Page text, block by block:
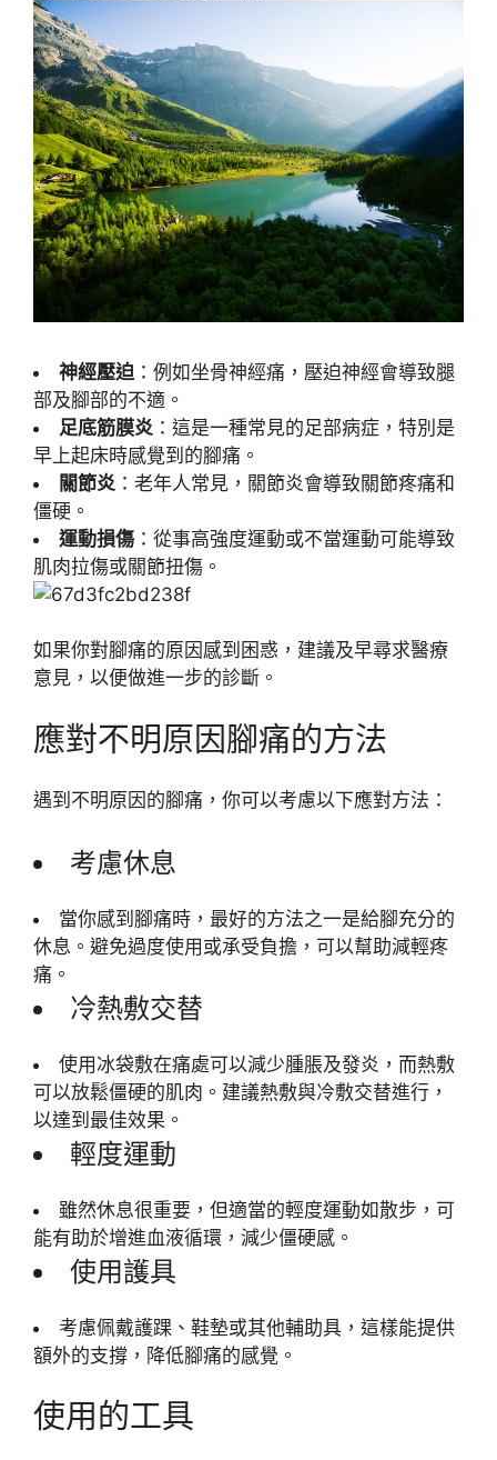
神經壓迫 ：例如坐骨神經痛，壓迫神經會導致腿
部及腳部的不適。
足底筋膜炎 ：這是一種常見的足部病症，特別是
早上起床時感覺到的腳痛。
關節炎 ：老年人常見，關節炎會導致關節疼痛和
僵硬。
運動損傷 ：從事高強度運動或不當運動可能導致
肌肉拉傷或關節扭傷。
如果你對腳痛的原因感到困惑，建議及早尋求醫療
意見，以便做進一步的診斷。
應對不明原因腳痛的方法
遇到不明原因的腳痛，你可以考慮以下應對方法：
考慮休息
當你感到腳痛時，最好的方法之一是給腳充分的
休息。避免過度使用或承受負擔，可以幫助減輕疼
痛。
冷熱敷交替
使用冰袋敷在痛處可以減少腫脹及發炎，而熱敷
可以放鬆僵硬的肌肉。建議熱敷與冷敷交替進行，
以達到最佳效果。
輕度運動
雖然休息很重要，但適當的輕度運動如散步，可
能有助於增進血液循環，減少僵硬感。
使用護具
考慮佩戴護踝、鞋墊或其他輔助具，這樣能提供
額外的支撐，降低腳痛的感覺。
使用的工具